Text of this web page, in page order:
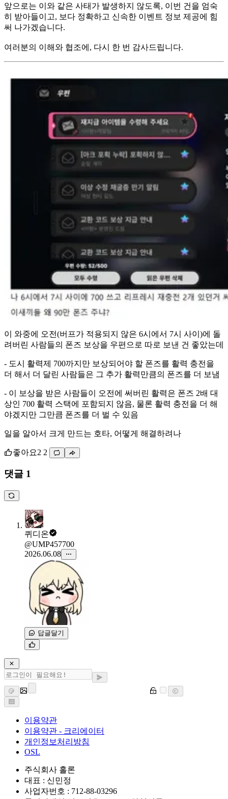
앞으로는 이와 같은 사태가 발생하지 않도록, 이번 건을 엄숙
히 받아들이고, 보다 정확하고 신속한 이벤트 정보 제공에 힘
써 나가겠습니다.
여러분의 이해와 협조에, 다시 한 번 감사드립니다.
이 와중에 오전(버프가 적용되지 않은 6시에서 7시 사이)에 돌
려버린 사람들의 폰즈 보상을 우편으로 따로 보낸 건 좋았는데
- 도시 활력제 700까지만 보상되어야 할 폰즈를 활력 충전을
더 해서 더 달린 사람들은 그 추가 활력만큼의 폰즈를 더 보냄
- 이 보상을 받은 사람들이 오전에 써버린 활력은 폰즈 2배 대
상인 700 활력 스택에 포함되지 않음, 물론 활력 충전을 더 해
야겠지만 그만큼 폰즈를 더 벌 수 있음
일을 알아서 크게 만드는 호타, 어떻게 해결하려나
좋아요2 2
댓글 1
퀴디온
@UMP457700
2026.06.08
답글달기
이용약관
이용약관 - 크리에이터
개인정보처리방침
OSL
주식회사 홀론
대표 : 신민정
사업자번호 : 712-88-03296